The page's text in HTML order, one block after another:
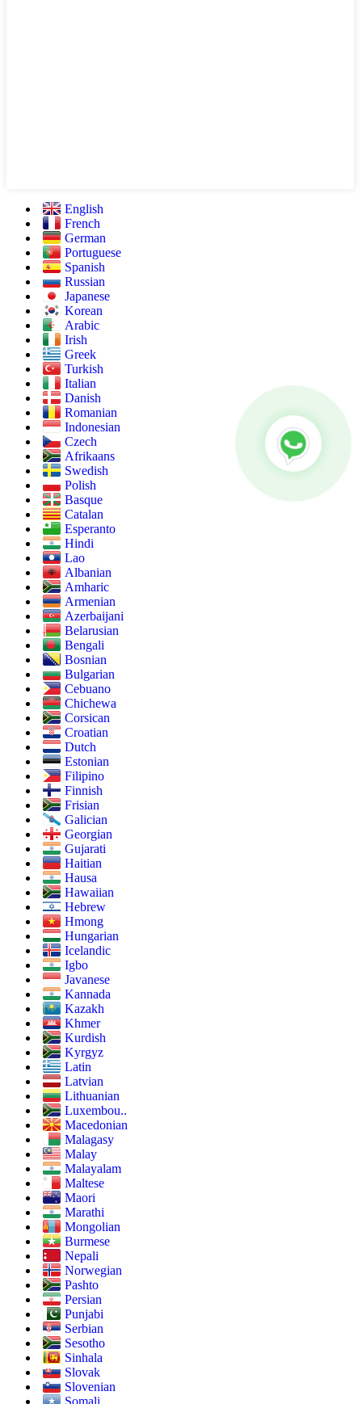
English
French
German
Portuguese
Spanish
Russian
Japanese
Korean
Arabic
Irish
Greek
Turkish
Italian
Danish
Romanian
Indonesian
Czech
Afrikaans
Swedish
Polish
Basque
Catalan
Esperanto
Hindi
Lao
Albanian
Amharic
Armenian
Azerbaijani
Belarusian
Bengali
Bosnian
Bulgarian
Cebuano
Chichewa
Corsican
Croatian
Dutch
Estonian
Filipino
Finnish
Frisian
Galician
Georgian
Gujarati
Haitian
Hausa
Hawaiian
Hebrew
Hmong
Hungarian
Icelandic
Igbo
Javanese
Kannada
Kazakh
Khmer
Kurdish
Kyrgyz
Latin
Latvian
Lithuanian
Luxembou..
Macedonian
Malagasy
Malay
Malayalam
Maltese
Maori
Marathi
Mongolian
Burmese
Nepali
Norwegian
Pashto
Persian
Punjabi
Serbian
Sesotho
Sinhala
Slovak
Slovenian